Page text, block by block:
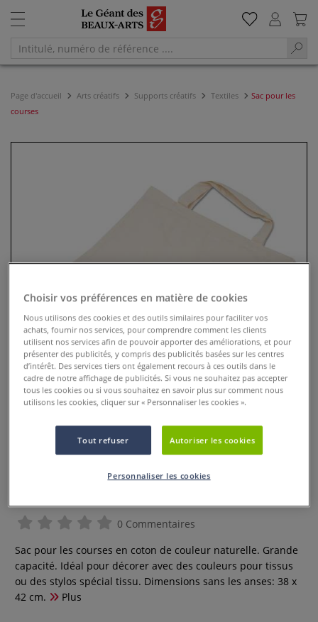
Page d'accueil Arts créatifs Supports créatifs Textiles
Sac pour les
courses
0 Commentaires
Sac pour les courses en coton de couleur naturelle. Grande
capacité. Idéal pour décorer avec des couleurs pour tissus
ou des stylos spécial tissu. Dimensions sans les anses: 38 x
42 cm.
Plus
Choisir vos préférences en matière de cookies
Nous utilisons des cookies et des outils similaires pour faciliter vos
achats, fournir nos services, pour comprendre comment les clients
utilisent nos services afin de pouvoir apporter des améliorations, et pour
présenter des publicités, y compris des publicités basées sur les centres
d’intérêt. Des services tiers ont également recours à ces outils dans le
cadre de notre affichage de publicités. Si vous ne souhaitez pas accepter
tous les cookies ou si vous souhaitez en savoir plus sur comment nous
utilisons les cookies, cliquer sur « Personnaliser les cookies ».
Tout refuser Autoriser les cookies
Personnaliser les cookies